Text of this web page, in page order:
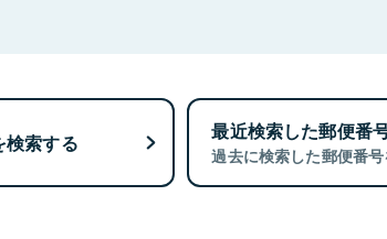
検索する 最近検索した郵便番
過去に検索した郵便番号